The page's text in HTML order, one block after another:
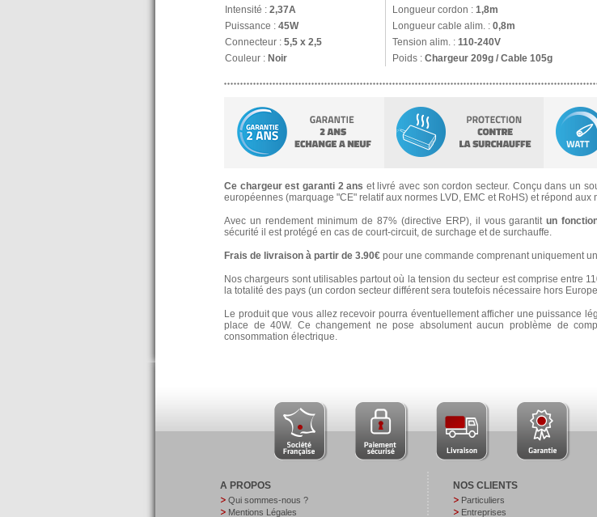
Intensité : 2,37A Longueur cordon : 1,8m
Puissance : 45W Longueur cable alim. : 0,8m
Connecteur : 5,5 x 2,5 Tension alim. : 110-240V
Couleur : Noir Poids : Chargeur 209g / Cable 105g
Ce chargeur est garanti 2 ans et livré avec son cordon secteur. Conçu dans un
européennes (marquage "CE" relatif aux normes LVD, EMC et RoHS) et répond
Avec un rendement minimum de 87% (directive ERP), il vous garantitun
sécurité il est protégé en cas de court-circuit, de surchage et de surchauffe.
Frais de livraison à partir de 3.90€ pour une commande comprenant uniquement
Nos chargeurs sont utilisables partout où la tension du secteur est comprise entre
la totalité des pays (un cordon secteur différent sera toutefois nécessaire hors
Le produit que vous allez recevoir pourra éventuellement afficher une puissance
place de 40W. Ce changement ne pose absolument aucun problème de
consommation électrique.
A PROPOS
Qui sommes-nous ?
Mentions Légales
NOS CLIENTS
Particuliers
Entreprises